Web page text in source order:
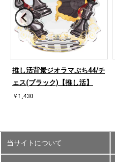
推し活背景ジオラマぷち44/チ
ェス(ブラック)【推し活】
￥1,430
当サイトについて